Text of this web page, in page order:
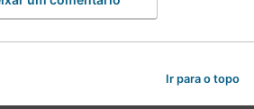
Ir para o topo